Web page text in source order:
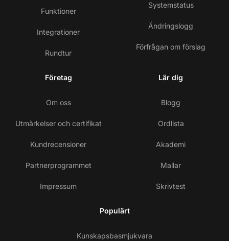
Funktioner
Integrationer
Rundtur
Systemstatus
Ändringslogg
Förfrågan om förslag
Företag
Om oss
Utmärkelser och certifikat
Kundrecensioner
Partnerprogrammet
Impressum
Lär dig
Blogg
Ordlista
Akademi
Mallar
Skrivtest
Populärt
Kunskapsbasmjukvara